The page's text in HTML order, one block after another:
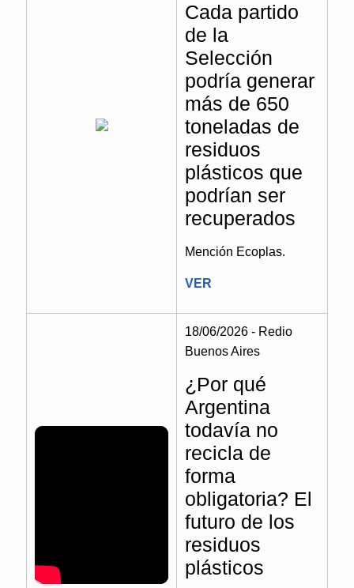
Cada partido
de la
Selección
podría generar
más de 650
toneladas de
residuos
plásticos que
podrían ser
recuperados
Mención Ecoplas.
VER
18/06/2026 - Redio
Buenos Aires
¿Por qué
Argentina
todavía no
recicla de
forma
obligatoria? El
futuro de los
residuos
plásticos